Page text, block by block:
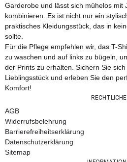
Garderobe und lässt sich mühelos mit
kombinieren. Es ist nicht nur ein
praktisches Kleidungsstück, das in
sollte.
Für die Pflege empfehlen wir, das T-
zu waschen und auf links zu bügeln,
der Prints zu erhalten. Sichern Sie
Lieblingsstück und erleben Sie den
Komfort!
AGB
Widerrufsbelehrung
Barrierefreiheitserklärung
Datenschutzerklärung
Sitemap